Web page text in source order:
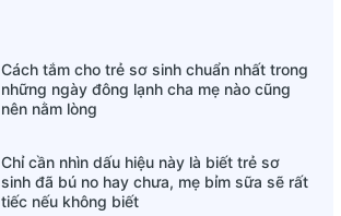
Cách tắm cho trẻ sơ sinh chuẩn nhất trong
những ngày đông lạnh cha mẹ nào cũng
nên nằm lòng
Chỉ cần nhìn dấu hiệu này là biết trẻ sơ
sinh đã bú no hay chưa, mẹ bỉm sữa sẽ rất
tiếc nếu không biết